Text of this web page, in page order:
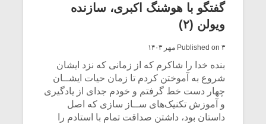
کردم.
CONTINUE READING
گفتگو با هوشنگ اکبری، سازنده
ویولن (۲)
Published on ۳ مهر ۱۴۰۳
بنده خدا را شاکرم که از زمانی که نزد ایشان
شروع به آموختن کردم تا زمان حیات ایشــان
چهار دست خط گرفتم و خودم جدای از یادگیری
و آموزش تکنیک‌های ســاز سازی که اصل
داستان بود، داشتن صداقت تمام با استادم را